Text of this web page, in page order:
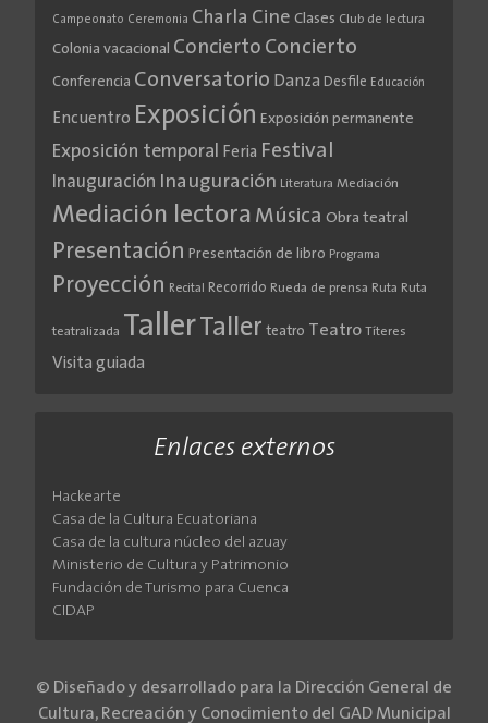
Campeonato Ceremonia Charla Cine Clases Club de lectura
Colonia vacacional Concierto Concierto
Conferencia Conversatorio Danza Desfile Educación
Encuentro Exposición Exposición permanente
Exposición temporal Feria Festival
Inauguración Inauguración Literatura Mediación
Mediación lectora Música Obra teatral
Presentación Presentación de libro Programa
Proyección Recital Recorrido Rueda de prensa Ruta Ruta
teatralizada TallerTaller teatro Teatro Títeres
Visita guiada
Enlaces externos
Hackearte
Casa de la Cultura Ecuatoriana
Casa de la cultura núcleo del azuay
Ministerio de Cultura y Patrimonio
Fundación de Turismo para Cuenca
CIDAP
© Diseñado y desarrollado para la Dirección General de
Cultura, Recreación y Conocimiento del GAD Municipal